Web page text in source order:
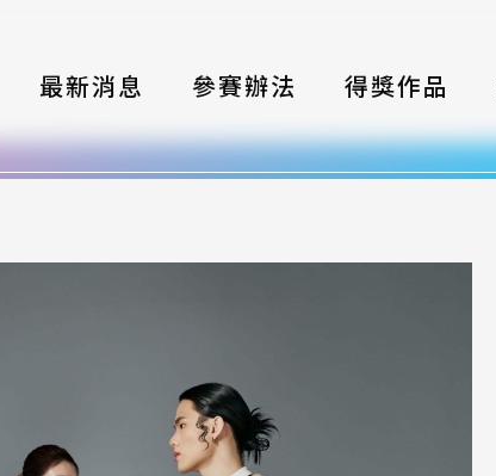
最新消息 參賽辦法
大賽組織
評選與獎項
簡章與年鑑
得獎作品